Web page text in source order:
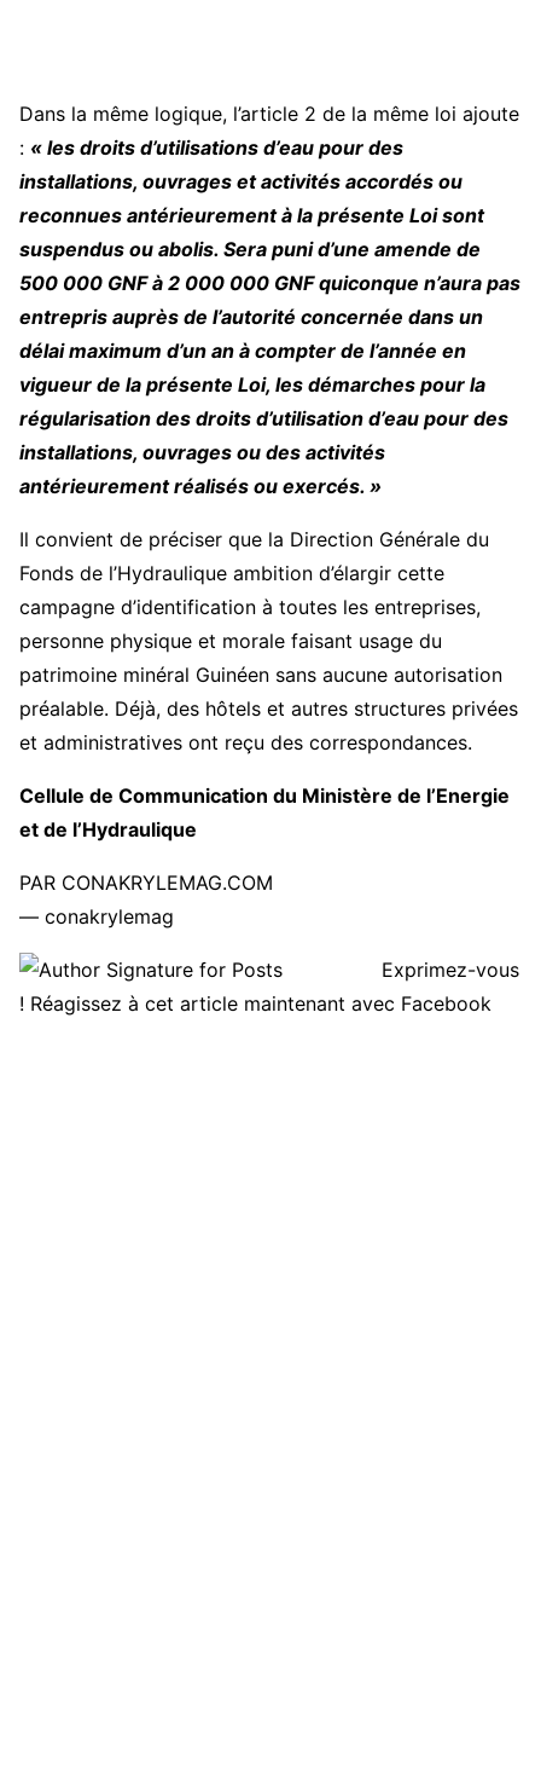
Dans la même logique, l’article 2 de la même loi ajoute
: « les droits d’utilisations d’eau pour des
installations, ouvrages et activités accordés ou
reconnues antérieurement à la présente Loi sont
suspendus ou abolis. Sera puni d’une amende de
500 000 GNF à 2 000 000 GNF quiconque n’aura pas
entrepris auprès de l’autorité concernée dans un
délai maximum d’un an à compter de l’année en
vigueur de la présente Loi, les démarches pour la
régularisation des droits d’utilisation d’eau pour des
installations, ouvrages ou des activités
antérieurement réalisés ou exercés. »
Il convient de préciser que la Direction Générale du
Fonds de l’Hydraulique ambition d’élargir cette
campagne d’identification à toutes les entreprises,
personne physique et morale faisant usage du
patrimoine minéral Guinéen sans aucune autorisation
préalable. Déjà, des hôtels et autres structures privées
et administratives ont reçu des correspondances.
Cellule de Communication du Ministère de l’Energie
et de l’Hydraulique
PAR CONAKRYLEMAG.COM
— conakrylemag
Exprimez-vous
! Réagissez à cet article maintenant avec Facebook